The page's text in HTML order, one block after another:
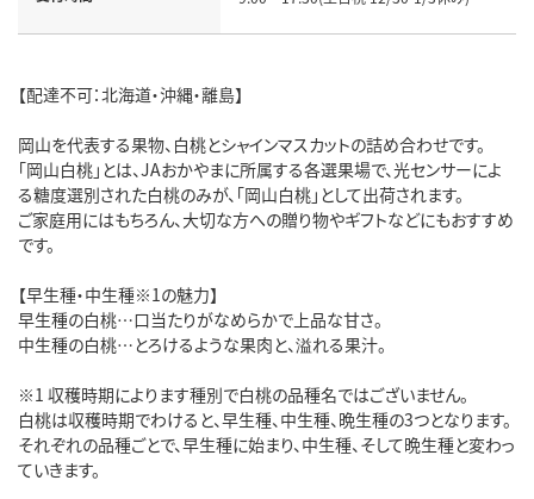
【配達不可：北海道・沖縄・離島】
岡山を代表する果物、白桃とシャインマスカットの詰め合わせです。
「岡山白桃」とは、JAおかやまに所属する各選果場で、光センサーによ
る糖度選別された白桃のみが、「岡山白桃」として出荷されます。
ご家庭用にはもちろん、大切な方への贈り物やギフトなどにもおすすめ
です。
【早生種・中生種※1の魅力】
早生種の白桃…口当たりがなめらかで上品な甘さ。
中生種の白桃…とろけるような果肉と、溢れる果汁。
※1 収穫時期によります種別で白桃の品種名ではございません。
白桃は収穫時期でわけると、早生種、中生種、晩生種の3つとなります。
それぞれの品種ごとで、早生種に始まり、中生種、そして晩生種と変わっ
ていきます。